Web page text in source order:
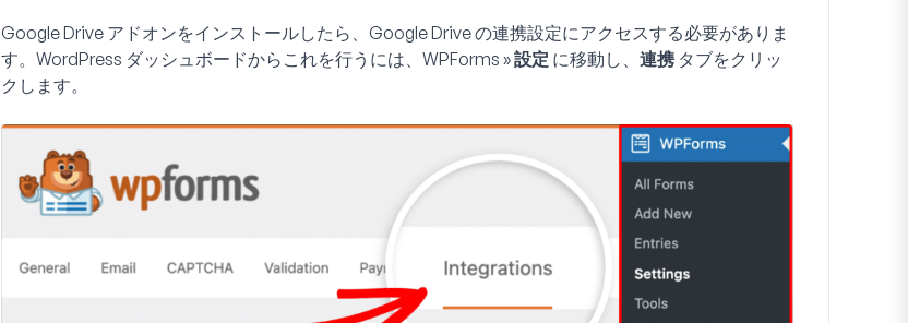
Google Drive アドオンをインストールしたら、Google Drive の連携設定にアクセスする必要がありま
す。WordPress ダッシュボードからこれを行うには、 WPForms » 設定 に移動し、 連携 タブをクリッ
クします。